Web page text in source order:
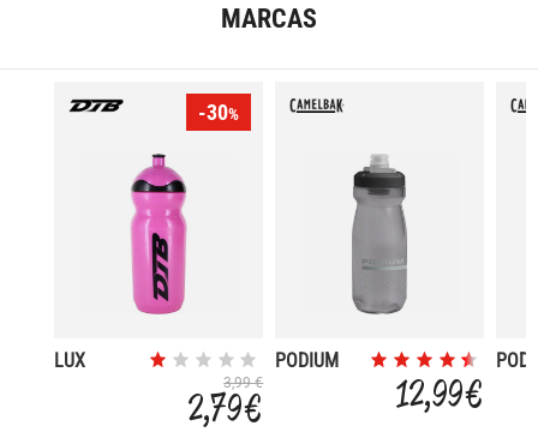
MARCAS
-30%
LUX
3,99 €
2,79 €
PODIUM
12,99 €